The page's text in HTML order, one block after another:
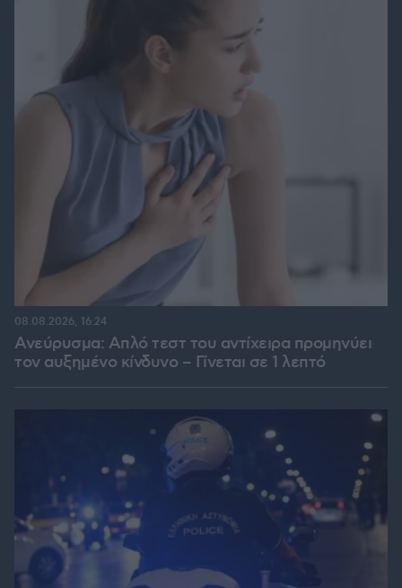
Ανεύρυσμα: Απλό τεστ του αντίχειρα προμηνύει
τον αυξημένο κίνδυνο – Γίνεται σε 1 λεπτό
08.08.2026, 16:24